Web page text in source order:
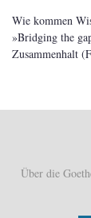
Wie kommen
»Bridging the
Zusammenhalt
Über die